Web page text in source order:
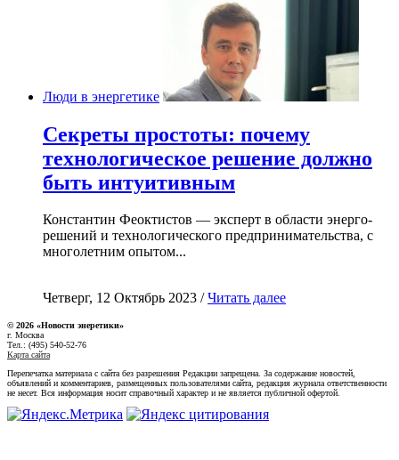
Люди в энергетике
Секреты простоты: почему
технологическое решение должно
быть интуитивным
Константин Феоктистов — эксперт в области энерго-
решений и технологического предпринимательства, с
многолетним опытом...
Четверг, 12 Октябрь 2023 /Читать далее
© 2026 «Новости энеретики»
г. Москва
Тел.: (495) 540-52-76
Карта сайта
Перепечатка материала с сайта без разрешения Редакции запрещена. За содержание новостей,
объявлений и комментариев, размещенных пользователями сайта, редакция журнала ответственности
не несет. Вся информация носит справочный характер и не является публичной офертой.